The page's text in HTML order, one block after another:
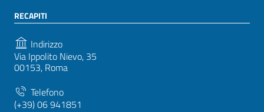
RECAPITI
Indirizzo
Via Ippolito Nievo, 35
00153, Roma
Telefono
(+39) 06 941851